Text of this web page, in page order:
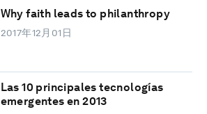
Why faith leads to philanthropy
2017年12月01日
Las 10 principales tecnologías
emergentes en 2013